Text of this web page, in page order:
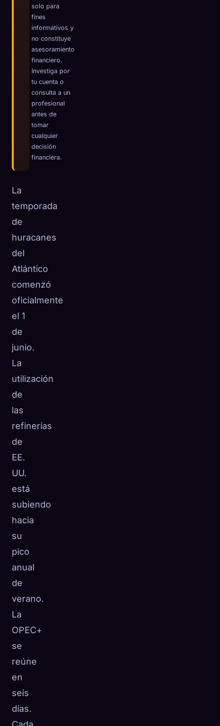
solo para
fines
informativos y
no constituye
asesoramiento
financiero.
Investiga por
tu cuenta o
consulta a un
profesional
antes de
tomar
cualquier
decisión
financiera.
La
temporada
de
huracanes
del
Atlántico
comenzó
oficialmente
el 1
de
junio.
La
utilización
de
las
refinerías
de
EE.
UU.
está
subiendo
hacia
su
pico
anual
de
verano.
La
OPEC+
se
reúne
en
seis
días.